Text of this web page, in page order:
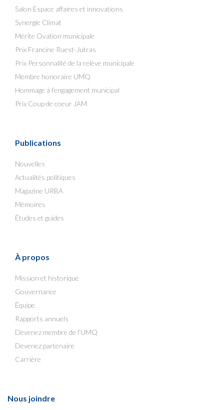
Salon Espace affaires et innovations
Synergie Climat
Mérite Ovation municipale
Prix Francine Ruest-Jutras
Prix Personnalité de la relève municipale
Membre honoraire UMQ
Hommage à l’engagement municipal
Prix Coup de coeur JAM
Publications
Nouvelles
Actualités politiques
Magazine URBA
Mémoires
Études et guides
À propos
Mission et historique
Gouvernance
Équipe
Rapports annuels
Devenez membre de l’UMQ
Devenez partenaire
Carrière
Nous joindre